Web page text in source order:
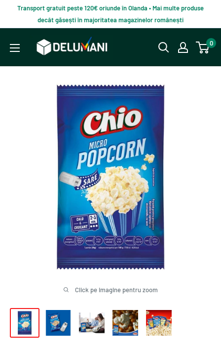
continut
Transport gratuit peste 120€ oriunde în Olanda • Mai multe produse
decât găsești în majoritatea magazinelor românești
Delumani
Magazin
românesc
0
Click pe imagine pentru zoom